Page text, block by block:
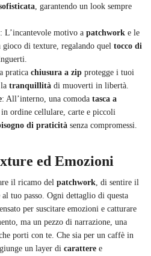
, garantendo un look sempre
: L’incantevole motivo a patchwork e le
gioco di texture, regalando quel tocco di
pratica chiusura a zip protegge i tuoi
tranquillità di muoverti in libertà.
: All’interno, una comoda tasca a
ordine cellulare, carte e piccoli
di praticità senza compromessi.
ed Emozioni
il ricamo del patchwork , di sentire il
al tuo passo. Ogni dettaglio di questa
per suscitare emozioni e catturare
ma un pezzo di narrazione, una
porti con te. Che sia per un caffè in
un layer di carattere e